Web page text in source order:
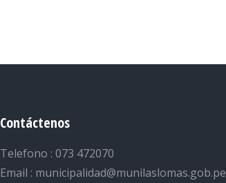
Contáctenos
Telefono : 073 472070
Email : municipalidad@munilaslomas.gob.pe